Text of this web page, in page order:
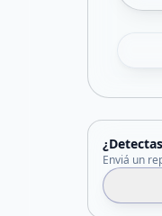
Enviá un